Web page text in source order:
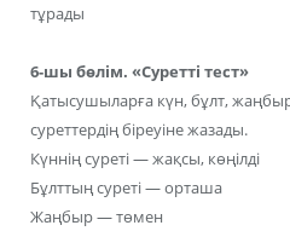
тұрады
6-шы бөлім. «Суретті тест»
Қатысушыларға күн, бұлт, жаңбыр
суреттердің біреуіне жазады.
Күннің суреті — жақсы, көңілді
Бұлттың суреті — орташа
Жаңбыр — төмен